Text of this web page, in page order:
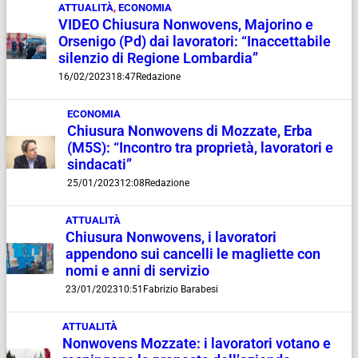
ATTUALITÀ,ECONOMIA
VIDEO Chiusura Nonwovens, Majorino e
Orsenigo (Pd) dai lavoratori: “Inaccettabile
silenzio di Regione Lombardia”
16/02/202318:47Redazione
ECONOMIA
Chiusura Nonwovens di Mozzate, Erba
(M5S): “Incontro tra proprietà, lavoratori e
sindacati”
25/01/202312:08Redazione
ATTUALITÀ
Chiusura Nonwovens, i lavoratori
appendono sui cancelli le magliette con
nomi e anni di servizio
23/01/202310:51 Fabrizio Barabesi
ATTUALITÀ
Nonwovens Mozzate: i lavoratori votano e